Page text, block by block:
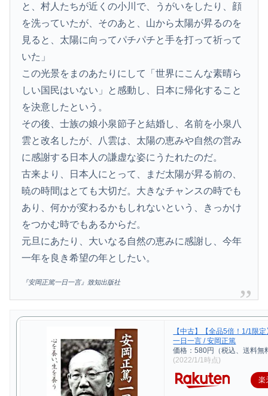
と、村人たちが近くの小川で、うがいをしたり、顔
を洗っていたが、そのあと、山から太陽が昇るのを
見ると、太陽に向ってパチパチと手を打って祈って
いた」
この光景をまのあたりにして「世界にこんな素晴ら
しい国民はいない」と感動し、日本に帰化すること
を決意したという。
その後、士族の娘小泉節子と結婚し、名前を小泉八
雲と改名したが、八雲は、太陽の恵みや自然の営み
に感謝する日本人の謙虚な姿にうたれたのだ。
古来より、日本人にとって、まだ太陽が昇る前の、
暁の時間はとても大切だ。大きなチャンスの時でも
あり、何かが変わるかもしれないという、きっかけ
をつかむ時でもあるからだ。
元旦にあたり、大いなる自然の恵みに感謝し、今年
一年を良き希望の年としたい。
『安岡正篤一日一言』致知出版社
【中古】【全品5倍！1/1限
一日一言 / 安岡正篤
価格：580円（税込、送料無
(2022/1/1時点)
楽